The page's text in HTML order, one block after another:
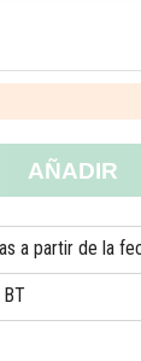
AÑADIR
a partir de la